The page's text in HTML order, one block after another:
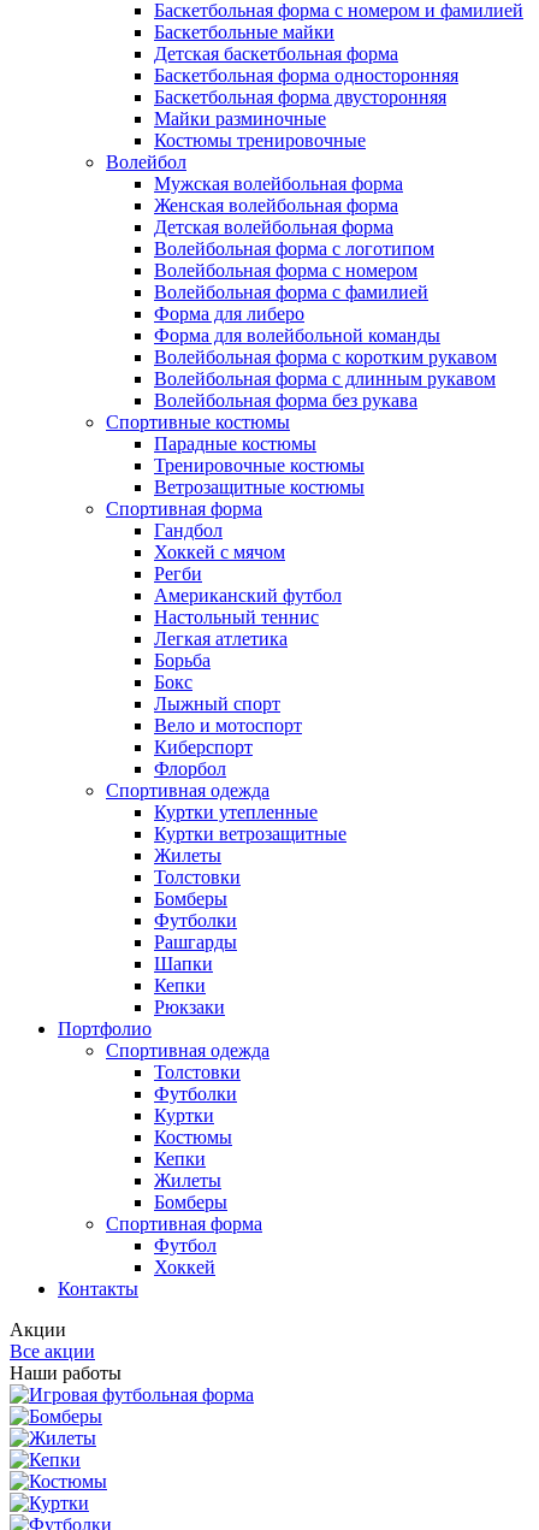
Баскетбольная форма с номером и фамилией
Баскетбольные майки
Детская баскетбольная форма
Баскетбольная форма односторонняя
Баскетбольная форма двусторонняя
Майки разминочные
Костюмы тренировочные
Волейбол
Мужская волейбольная форма
Женская волейбольная форма
Детская волейбольная форма
Волейбольная форма с логотипом
Волейбольная форма с номером
Волейбольная форма с фамилией
Форма для либеро
Форма для волейбольной команды
Волейбольная форма с коротким рукавом
Волейбольная форма с длинным рукавом
Волейбольная форма без рукава
Спортивные костюмы
Парадные костюмы
Тренировочные костюмы
Ветрозащитные костюмы
Спортивная форма
Гандбол
Хоккей с мячом
Регби
Американский футбол
Настольный теннис
Легкая атлетика
Борьба
Бокс
Лыжный спорт
Вело и мотоспорт
Киберспорт
Флорбол
Спортивная одежда
Куртки утепленные
Куртки ветрозащитные
Жилеты
Толстовки
Бомберы
Футболки
Рашгарды
Шапки
Кепки
Рюкзаки
Портфолио
Спортивная одежда
Толстовки
Футболки
Куртки
Костюмы
Кепки
Жилеты
Бомберы
Спортивная форма
Футбол
Хоккей
Контакты
Акции
Все акции
Наши работы